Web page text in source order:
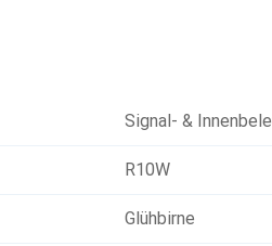
Signal- &
R10W
Glühbirne